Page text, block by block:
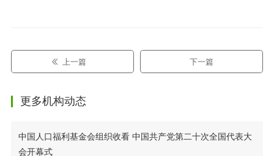
上一篇 下一篇
更多机构动态
中国人口福利基金会组织收看 中国共产党第二十次全国代表大
会开幕式